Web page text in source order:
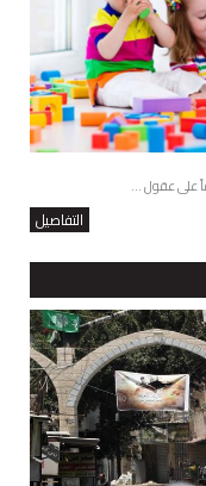
على عقول ...
التفاصيل